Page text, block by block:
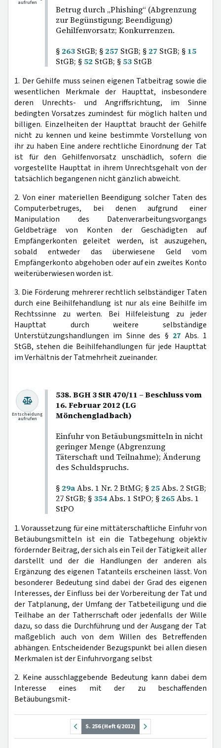
Betrug durch „Phishing“ (Abgrenzung
zur Begünstigung; Beendigung)
Gehilfenvorsatz; Konkurrenzen.
§ 263 StGB; § 257 StGB; § 27 StGB; § 15
StGB; § 52 StGB; § 53 StGB
aufrufen
1. Der Gehilfe muss seinen eigenen Tatbeitrag sowie die
wesentlichen Merkmale der Haupttat, insbesondere
deren Unrechts- und Angriffsrichtung, im Sinne
bedingten Vorsatzes zumindest für möglich halten und
billigen. Einzelheiten der Haupttat braucht der Gehilfe
nicht zu kennen und keine bestimmte Vorstellung von
ihr zu haben Eine andere rechtliche Einordnung der Tat
ist für den Gehilfenvorsatz unschädlich, sofern die
vorgestellte Haupttat in ihrem Unrechtsgehalt von der
tatsächlich begangenen nicht gänzlich abweicht.
2. Von einer materiellen Beendigung solcher Taten des
Computerbetruges, bei denen aufgrund einer
Manipulation des Datenverarbeitungsvorgangs
Geldbeträge von Konten der Geschädigten auf
Empfängerkonten geleitet werden, ist auszugehen,
sobald entweder das überwiesene Geld vom
Empfängerkonto abgehoben oder auf ein zweites Konto
weiterüberwiesen worden ist.
3. Die Förderung mehrerer rechtlich selbständiger Taten
durch eine Beihilfehandlung ist nur als eine Beihilfe im
Rechtssinne zu werten. Bei Hilfeleistung zu jeder
Haupttat durch weitere selbständige
Unterstützungshandlungen im Sinne des § 27 Abs. 1
StGB, stehen die Beihilfehandlungen für jede Haupttat
im Verhältnis der Tatmehrheit zueinander.
538. BGH 3 StR 470/11 – Beschluss vom
16. Februar 2012 (LG
Mönchengladbach)
Einfuhr von Betäubungsmitteln in nicht
geringer Menge (Abgrenzung
Täterschaft und Teilnahme); Änderung
des Schuldspruchs.
§ 29aAbs. 1 Nr. 2 BtMG; § 25Abs. 2 StGB;
27 StGB; § 354Abs. 1 StPO; § 265Abs. 1
StPO
Entscheidung
aufrufen
1. Voraussetzung für eine mittäterschaftliche Einfuhr von
Betäubungsmitteln ist ein die Tatbegehung objektiv
fördernder Beitrag, der sich als ein Teil der Tätigkeit aller
darstellt und der die Handlungen der anderen als
Ergänzung des eigenen Tatanteils erscheinen lässt. Von
besonderer Bedeutung sind dabei der Grad des eigenen
Interesses, der Einfluss bei der Vorbereitung der Tat und
der Tatplanung, der Umfang der Tatbeteiligung und die
Teilhabe an der Tatherrschaft oder jedenfalls der Wille
dazu, so dass die Durchführung und der Ausgang der Tat
maßgeblich auch von dem Willen des Betreffenden
abhängen. Entscheidender Bezugspunkt bei allen diesen
Merkmalen ist der Einfuhrvorgang selbst
2. Keine ausschlaggebende Bedeutung kann dabei dem
Interesse eines mit der zu beschaffenden
Betäubungsmit-
S. 256 (Heft 6/2012)